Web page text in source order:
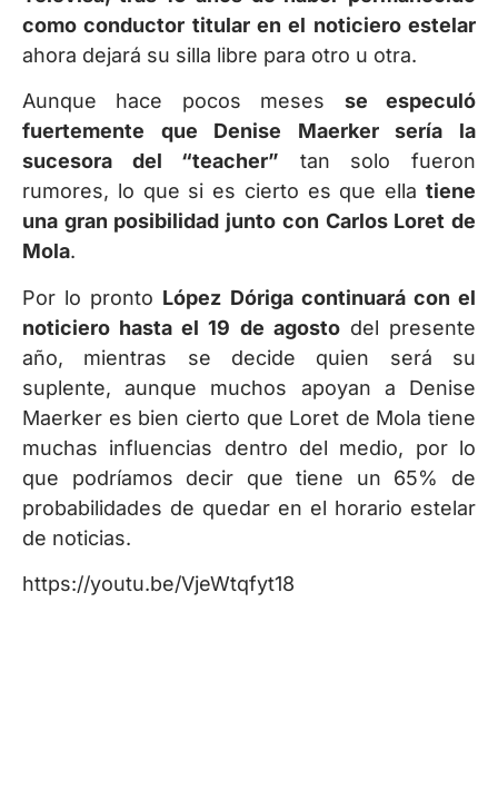
como conductor titular en el noticiero estelar
ahora dejará su silla libre para otro u otra.
Aunque hace pocos meses se especuló
fuertemente que Denise Maerker sería la
sucesora del “teacher” tan solo fueron
rumores, lo que si es cierto es que ella tiene
una gran posibilidad junto con Carlos Loret de
Mola.
Por lo pronto López Dóriga continuará con el
noticiero hasta el 19 de agostodel presente
año, mientras se decide quien será su
suplente, aunque muchos apoyan a Denise
Maerker es bien cierto que Loret de Mola tiene
muchas influencias dentro del medio, por lo
que podríamos decir que tiene un 65% de
probabilidades de quedar en el horario estelar
de noticias.
https://youtu.be/VjeWtqfyt18